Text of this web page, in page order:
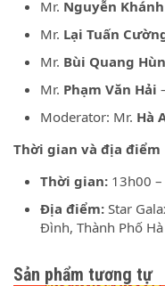
Mr. Nguyễn
Mr. Lại Tuấn
Mr. Bùi Quang
Mr. Phạm Văn Hải
Moderator: Mr. Hà
Thời gian và địa điểm
Thời gian: 13h00
Địa điểm: Star
Đình, Thành Phố
Sản phẩm tương tự